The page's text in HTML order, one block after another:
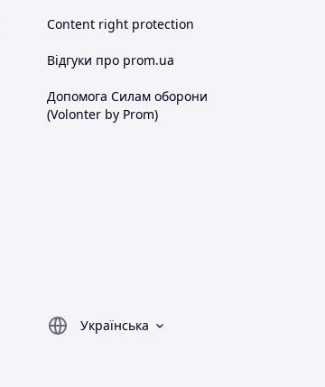
Content right protection
Відгуки про prom.ua
Допомога Силам оборони
(Volonter by Prom)
Українська